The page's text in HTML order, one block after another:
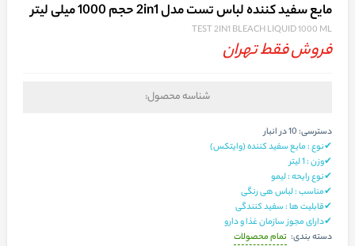
مایع سفید کننده لباس تست مدل 2in1 حجم 1000 میلی لیتر
TEST 2IN1 BLEACH LIQUID 1000 ML
فروش فقط تهران
شناسه محصول:
دسترسی:10 در انبار
✔نوع : مایع سفید کننده (وایتکس)
✔وزن : 1 لیتر
✔نوع رایحه : لیمو
✔مناسب : لباس هی رنگی
✔قابلیت ها : سفید کنندگی
✔دارای مجوز سازمان غذا و دارو
دسته بندی: تمام محصولات